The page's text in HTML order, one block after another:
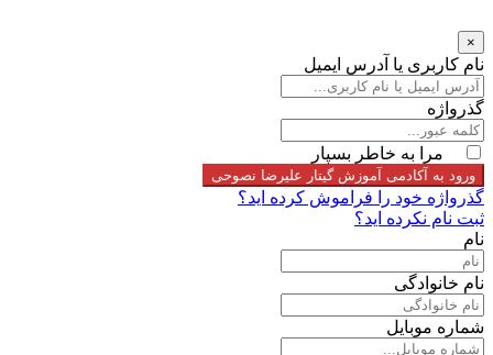
×
نام کاربری یا آدرس ایمیل
گذرواژه
مرا به خاطر بسپار
ورود به آکادمی آموزش گیتار علیرضا نصوحی
گذرواژه خود را فراموش کرده اید؟
ثبت نام نکرده اید؟
نام
نام خانوادگی
شماره موبایل